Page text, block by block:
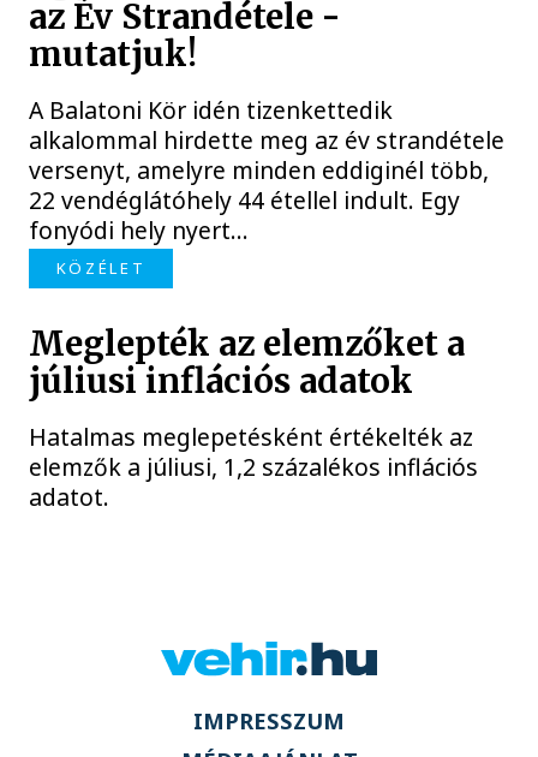
az Év Strandétele -
mutatjuk!
A Balatoni Kör idén tizenkettedik
alkalommal hirdette meg az év strandétele
versenyt, amelyre minden eddiginél több,
22 vendéglátóhely 44 étellel indult. Egy
fonyódi hely nyert...
KÖZÉLET
Meglepték az elemzőket a
júliusi inflációs adatok
Hatalmas meglepetésként értékelték az
elemzők a júliusi, 1,2 százalékos inflációs
adatot.
IMPRESSZUM